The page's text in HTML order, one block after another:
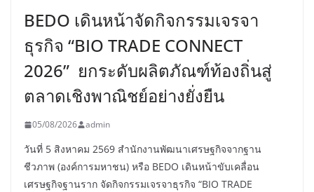
BEDO เดินหน้าจัดกิจกรรมเจรจา
ธุรกิจ “BIO TRADE CONNECT
2026” ยกระดับผลิตภัณฑ์ท้องถิ่นสู่
ตลาดเชิงพาณิชย์อย่างยั่งยืน
05/08/2026 admin
วันที่ 5 สิงหาคม 2569 สำนักงานพัฒนาเศรษฐกิจจากฐาน
ชีวภาพ (องค์การมหาชน) หรือ BEDO เดินหน้าขับเคลื่อน
เศรษฐกิจฐานราก จัดกิจกรรมเจรจาธุรกิจ “BIO TRADE